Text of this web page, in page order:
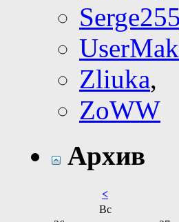
Serge255
Zliuka,
ZoWW
Архив
<
Вс